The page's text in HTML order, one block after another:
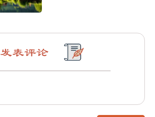
发表评论